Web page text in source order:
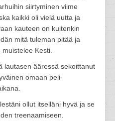
siirtyminen viime
kaikki oli vielä uutta ja
kauteen on kuitenkin
mitä tuleman pitää ja
Kesti.
lautasen ääressä sekoittanut
omaan peli-
ollut itselläni hyvä ja se
treenaamiseen.